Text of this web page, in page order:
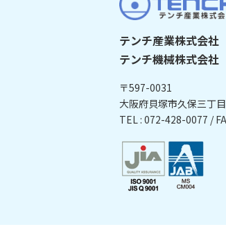
テンチ産業株式会社
テンチ機械株式会社
〒597-0031
大阪府貝塚市久保三丁
TEL : 072-428-0077 /